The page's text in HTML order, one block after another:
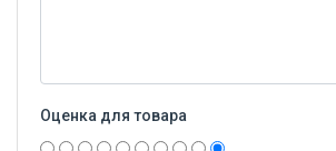
Оценка для товара